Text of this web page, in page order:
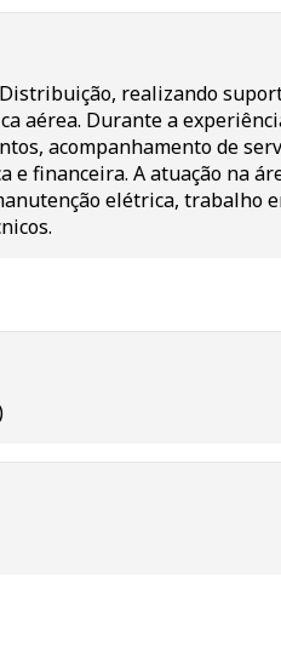
realizando
aérea. Durante a
acompanhamento de
e financeira. A atuação na
elétrica, trabalho